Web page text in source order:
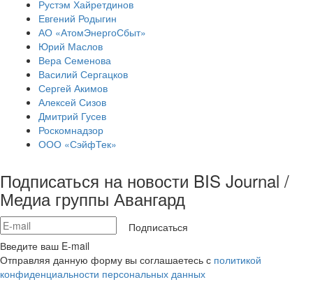
Рустэм Хайретдинов
Евгений Родыгин
АО «АтомЭнергоСбыт»
Юрий Маслов
Вера Семенова
Василий Сергацков
Сергей Акимов
Алексей Сизов
Дмитрий Гусев
Роскомнадзор
ООО «СэйфТек»
Подписаться на новости BIS Journal /
Медиа группы Авангард
Подписаться
Введите ваш E-mail
Отправляя данную форму вы соглашаетесь с политикой
конфиденциальности персональных данных